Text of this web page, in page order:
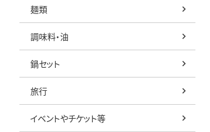
麺類
調味料・油
鍋セット
旅行
イベントやチケット等